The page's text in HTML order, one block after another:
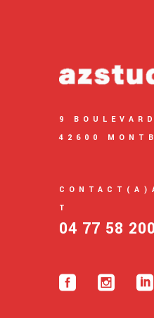
9
42600
T
04 77 58